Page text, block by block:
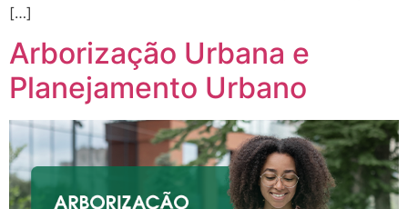
[…]
Arborização Urbana e
Planejamento Urbano